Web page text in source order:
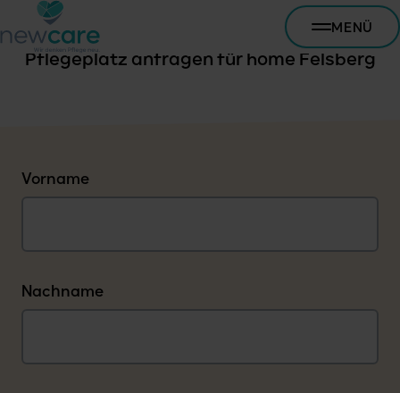
MENÜ
Pflegeplatz anfragen für home Felsberg
Vorname
Nachname